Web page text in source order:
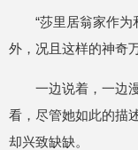
“莎里居翁家作
外，况且这样的神奇
一边说着，一边
看，尽管她如此的描
却兴致缺缺。